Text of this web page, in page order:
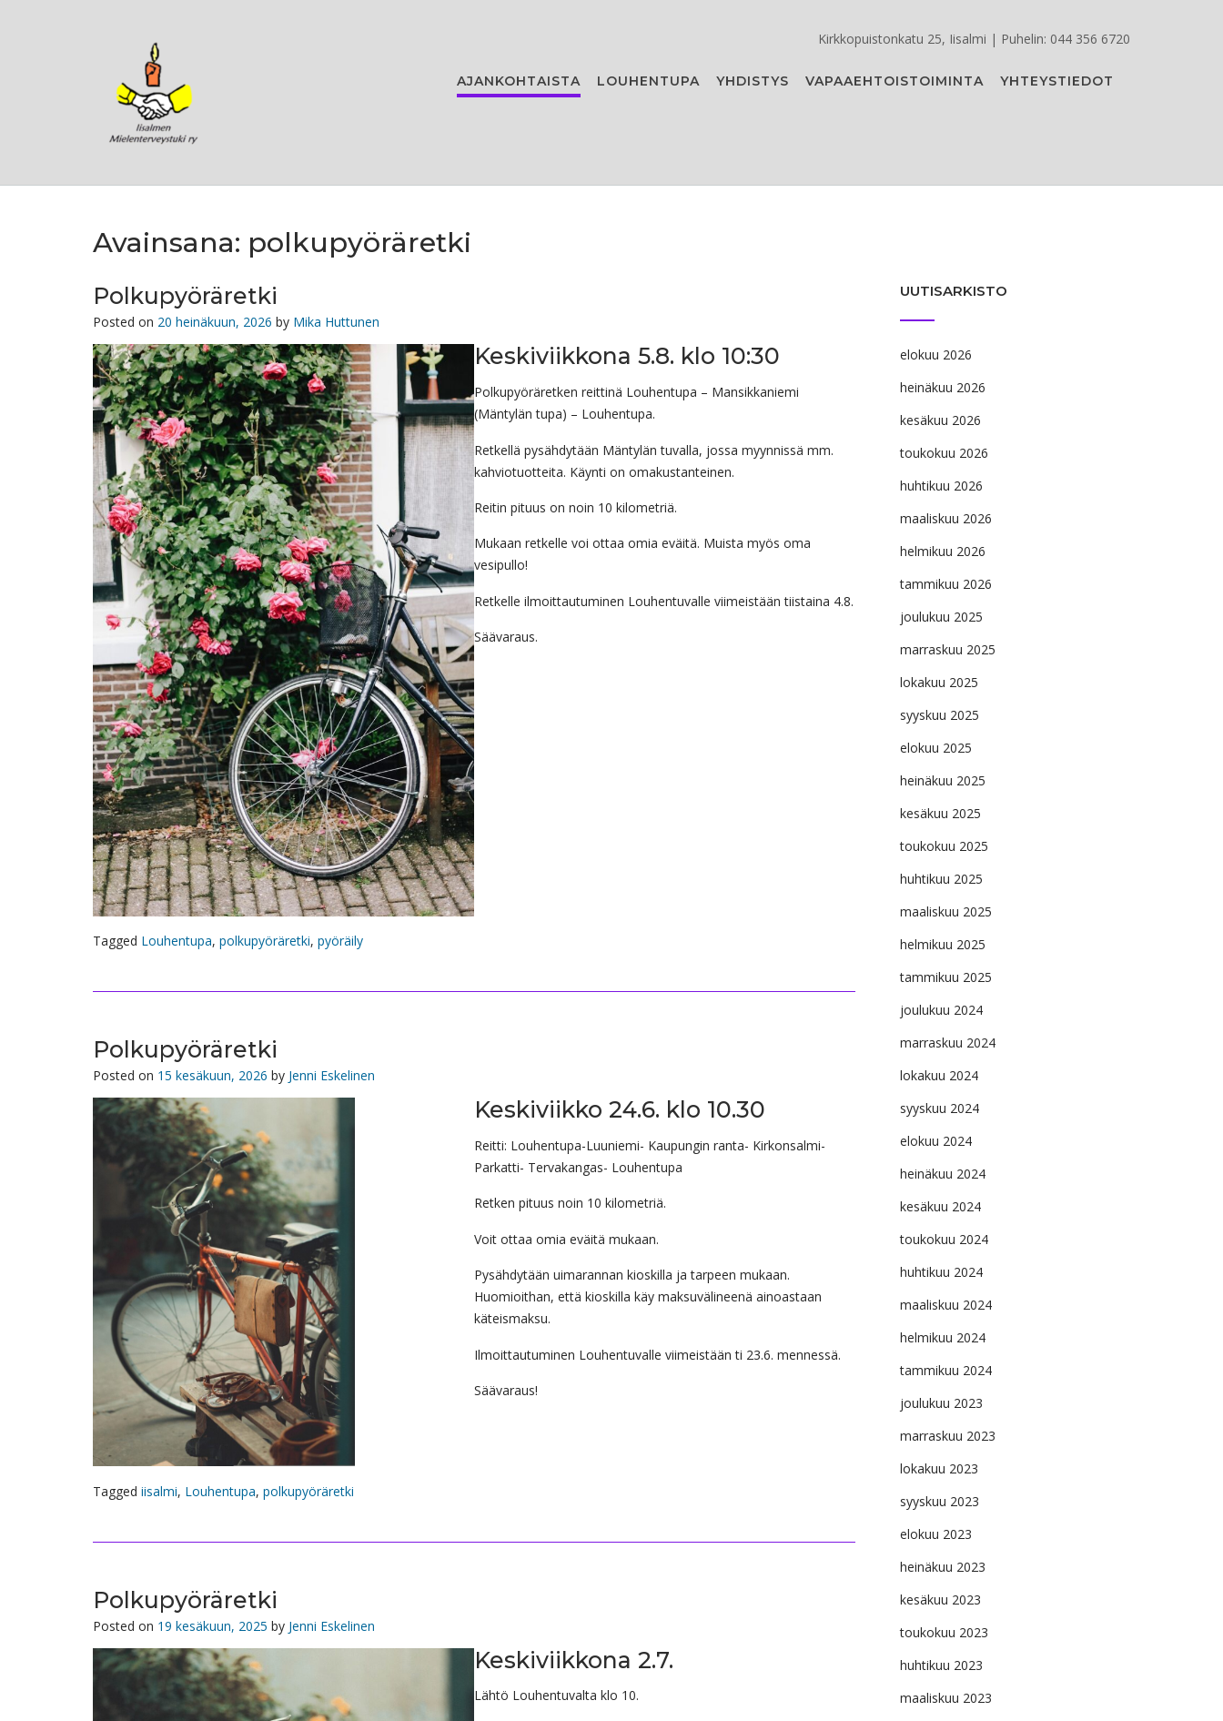
Kirkkopuistonkatu 25, Iisalmi | Puhelin: 044 356 6720
AJANKOHTAISTA LOUHENTUPA YHDISTYS VAPAAEHTOISTOIMINTA YHTEYSTIEDOT
Avainsana: polkupyöräretki
Polkupyöräretki
Posted on 20 heinäkuun, 2026 by Mika Huttunen
Keskiviikkona 5.8. klo 10:30
Polkupyöräretken reittinä Louhentupa – Mansikkaniemi
(Mäntylän tupa) – Louhentupa.
Retkellä pysähdytään Mäntylän tuvalla, jossa myynnissä mm.
kahviotuotteita. Käynti on omakustanteinen.
Reitin pituus on noin 10 kilometriä.
Mukaan retkelle voi ottaa omia eväitä. Muista myös oma
vesipullo!
Retkelle ilmoittautuminen Louhentuvalle viimeistään tiistaina 4.8.
Säävaraus.
Tagged Louhentupa, polkupyöräretki, pyöräily
Polkupyöräretki
Posted on 15 kesäkuun, 2026 by Jenni Eskelinen
Keskiviikko 24.6. klo 10.30
Reitti: Louhentupa-Luuniemi- Kaupungin ranta- Kirkonsalmi-
Parkatti- Tervakangas- Louhentupa
Retken pituus noin 10 kilometriä.
Voit ottaa omia eväitä mukaan.
Pysähdytään uimarannan kioskilla ja tarpeen mukaan.
Huomioithan, että kioskilla käy maksuvälineenä ainoastaan
käteismaksu.
Ilmoittautuminen Louhentuvalle viimeistään ti 23.6. mennessä.
Säävaraus!
Tagged iisalmi, Louhentupa, polkupyöräretki
Polkupyöräretki
Posted on 19 kesäkuun, 2025 by Jenni Eskelinen
Keskiviikkona 2.7.
Lähtö Louhentuvalta klo 10.
UUTISARKISTO
elokuu 2026
heinäkuu 2026
kesäkuu 2026
toukokuu 2026
huhtikuu 2026
maaliskuu 2026
helmikuu 2026
tammikuu 2026
joulukuu 2025
marraskuu 2025
lokakuu 2025
syyskuu 2025
elokuu 2025
heinäkuu 2025
kesäkuu 2025
toukokuu 2025
huhtikuu 2025
maaliskuu 2025
helmikuu 2025
tammikuu 2025
joulukuu 2024
marraskuu 2024
lokakuu 2024
syyskuu 2024
elokuu 2024
heinäkuu 2024
kesäkuu 2024
toukokuu 2024
huhtikuu 2024
maaliskuu 2024
helmikuu 2024
tammikuu 2024
joulukuu 2023
marraskuu 2023
lokakuu 2023
syyskuu 2023
elokuu 2023
heinäkuu 2023
kesäkuu 2023
toukokuu 2023
huhtikuu 2023
maaliskuu 2023